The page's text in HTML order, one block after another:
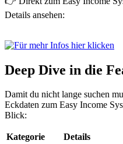
Details ansehen:
Deep Dive in die
Damit du nicht lange suchen
Eckdaten zum Easy Income
Blick:
Kategorie
Details